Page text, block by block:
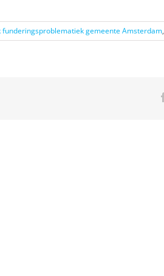
funderingsproblematiek gemeente Amsterdam,